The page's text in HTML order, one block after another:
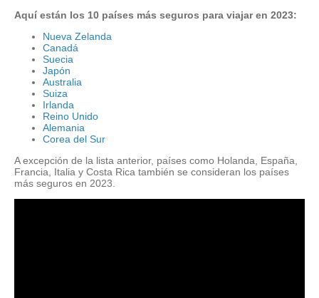
Aquí están los 10 países más seguros para viajar en 2023:
Nueva Zelanda
Canadá
Suecia
Japón
Australia
Suiza
Irlanda
Reino Unido
Alemania
Corea del Sur
A excepción de la lista anterior, países como Holanda, España,
Francia, Italia y Costa Rica también se consideran los países
más seguros en 2023.